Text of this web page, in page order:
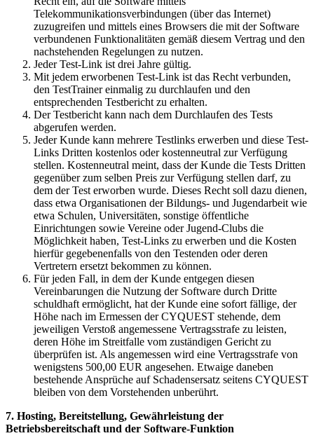
Telekommunikationsverbindungen (über das Internet)
zuzugreifen und mittels eines Browsers die mit der Software
verbundenen Funktionalitäten gemäß diesem Vertrag und den
nachstehenden Regelungen zu nutzen.
Jeder Test-Link ist drei Jahre gültig.
Mit jedem erworbenen Test-Link ist das Recht verbunden,
den TestTrainer einmalig zu durchlaufen und den
entsprechenden Testbericht zu erhalten.
Der Testbericht kann nach dem Durchlaufen des Tests
abgerufen werden.
Jeder Kunde kann mehrere Testlinks erwerben und diese Test-
Links Dritten kostenlos oder kostenneutral zur Verfügung
stellen. Kostenneutral meint, dass der Kunde die Tests Dritten
gegenüber zum selben Preis zur Verfügung stellen darf, zu
dem der Test erworben wurde. Dieses Recht soll dazu dienen,
dass etwa Organisationen der Bildungs- und Jugendarbeit wie
etwa Schulen, Universitäten, sonstige öffentliche
Einrichtungen sowie Vereine oder Jugend-Clubs die
Möglichkeit haben, Test-Links zu erwerben und die Kosten
hierfür gegebenenfalls von den Testenden oder deren
Vertretern ersetzt bekommen zu können.
Für jeden Fall, in dem der Kunde entgegen diesen
Vereinbarungen die Nutzung der Software durch Dritte
schuldhaft ermöglicht, hat der Kunde eine sofort fällige, der
Höhe nach im Ermessen der CYQUEST stehende, dem
jeweiligen Verstoß angemessene Vertragsstrafe zu leisten,
deren Höhe im Streitfalle vom zuständigen Gericht zu
überprüfen ist. Als angemessen wird eine Vertragsstrafe von
wenigstens 500,00 EUR angesehen. Etwaige daneben
bestehende Ansprüche auf Schadensersatz seitens CYQUEST
bleiben von dem Vorstehenden unberührt.
7. Hosting, Bereitstellung, Gewährleistung der
Betriebsbereitschaft und der Software-Funktion